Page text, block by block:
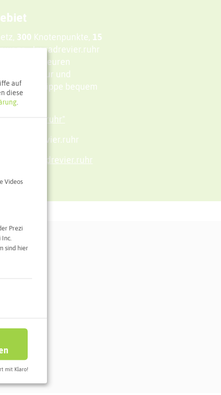
300 Knotenpunkte, 15
- Im radrevier.ruhr
für euren
Natur und
und Lippe bequem
radrevier.ruhr"
im radrevier.ruhr
- radrevier.ruhr
auf
diese
.
Videos
Prezi
Inc.
sind hier
mit Klaro!